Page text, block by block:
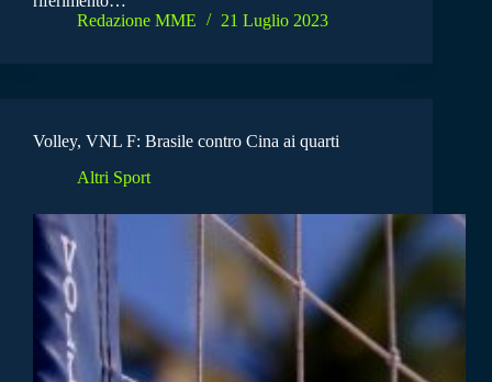
Redazione MME
21 Luglio 2023
Volley, VNL F: Brasile contro Cina ai quarti
Altri Sport